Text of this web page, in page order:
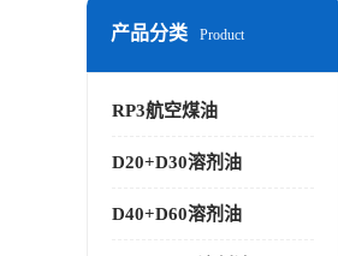
产品分类 Product
RP3航空煤油
D20+D30溶剂油
D40+D60溶剂油